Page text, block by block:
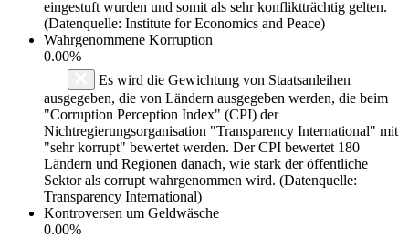
eingestuft wurden und somit als sehr konfliktträchtig gelten.
(Datenquelle: Institute for Economics and Peace)
Wahrgenommene Korruption
0.00%
Es wird die Gewichtung von Staatsanleihen
ausgegeben, die von Ländern ausgegeben werden, die beim
"Corruption Perception Index" (CPI) der
Nichtregierungsorganisation "Transparency International" mit
"sehr korrupt" bewertet werden. Der CPI bewertet 180
Ländern und Regionen danach, wie stark der öffentliche
Sektor als corrupt wahrgenommen wird. (Datenquelle:
Transparency International)
Kontroversen um Geldwäsche
0.00%